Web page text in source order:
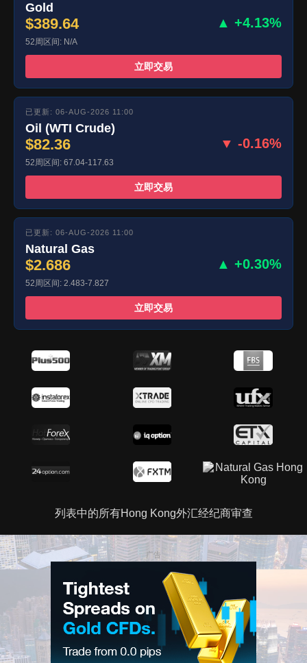
Gold
$389.64 ▲ +4.13%
52周区间: N/A
立即交易
已更新: 06-AUG-2026 11:00
Oil (WTI Crude)
$82.36 ▼ -0.16%
52周区间: 67.04-117.63
立即交易
已更新: 06-AUG-2026 11:00
Natural Gas
$2.686 ▲ +0.30%
52周区间: 2.483-7.827
立即交易
列表中的所有Hong Kong外汇经纪商审查
广告